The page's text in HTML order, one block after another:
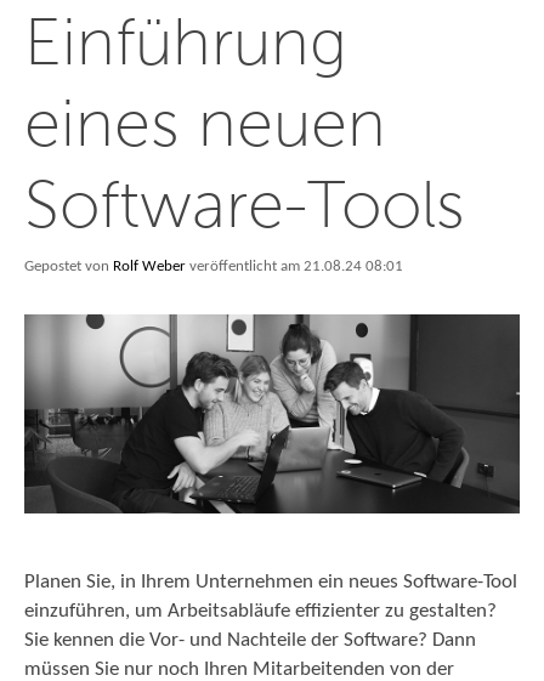
Einführung
eines neuen
Software-Tools
Gepostet von Rolf Weber veröffentlicht am 21.08.24 08:01
Planen Sie, in Ihrem Unternehmen ein neues Software-Tool
einzuführen, um Arbeitsabläufe effizienter zu gestalten?
Sie kennen die Vor- und Nachteile der Software? Dann
müssen Sie nur noch Ihren Mitarbeitenden von der